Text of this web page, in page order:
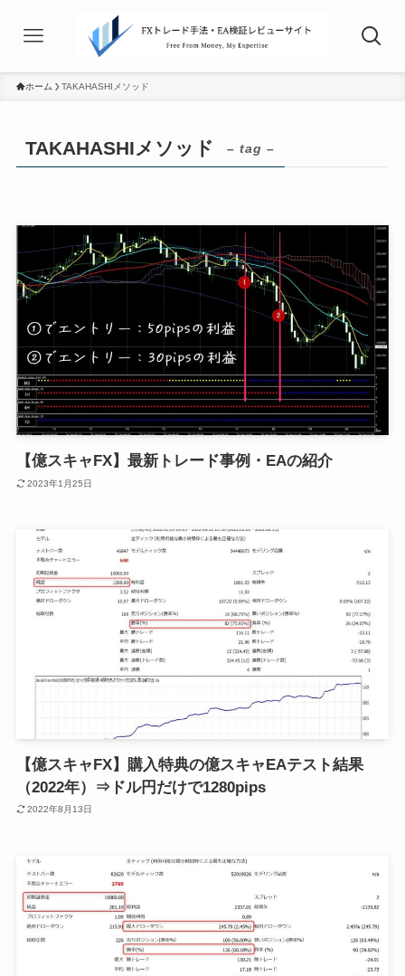
ホーム TAKAHASHIメソッド
TAKAHASHIメソッド – tag –
【億スキャFX】最新トレード事例・EAの紹介
2023年1月25日
【億スキャFX】購入特典の億スキャEAテスト結果
（2022年）⇒ドル円だけで1280pips
2022年8月13日